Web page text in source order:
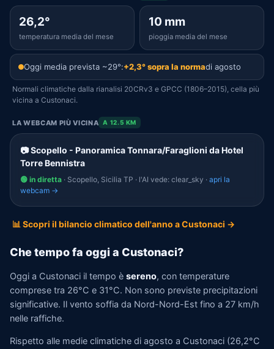
26,2°
temperatura media del mese
10 mm
pioggia media del mese
Oggi media prevista ~29°:+2,3° sopra la normadi agosto
Normali climatiche dalla rianalisi 20CRv3 e GPCC (1806–2015), cella più
vicina a Custonaci.
LA WEBCAM PIÙ VICINA A 12.5 KM
📷 Scopello - Panoramica Tonnara/Faraglioni da Hotel
Torre Bennistra
🟢 in diretta · Scopello, Sicilia TP · l'AI vede: clear_sky · apri la
webcam →
📊 Scopri il bilancio climatico dell'anno a Custonaci →
Che tempo fa oggi a Custonaci?
Oggi a Custonaci il tempo è sereno, con temperature
comprese tra 26°C e 31°C. Non sono previste precipitazioni
significative. Il vento soffia da Nord-Nord-Est fino a 27 km/h
nelle raffiche.
Rispetto alle medie climatiche di agosto a Custonaci (26,2°C